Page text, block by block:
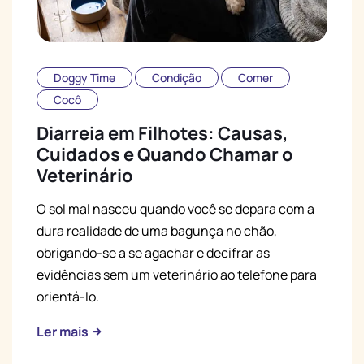
Doggy Time Condição
Comer
Cocô
Diarreia em Filhotes: Causas,
Cuidados e Quando Chamar o
Veterinário
O sol mal nasceu quando você se depara com a
dura realidade de uma bagunça no chão,
obrigando-se a se agachar e decifrar as
evidências sem um veterinário ao telefone para
orientá-lo.
Ler mais